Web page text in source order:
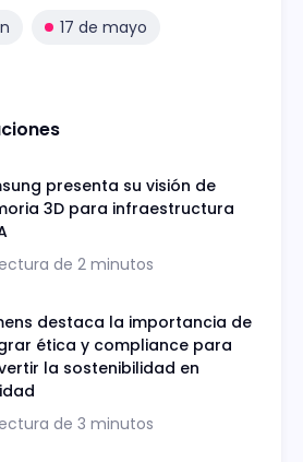
17 de mayo
presenta su visión de
3D para infraestructura
de 2 minutos
destaca la importancia de
ética y compliance para
la sostenibilidad en
de 3 minutos